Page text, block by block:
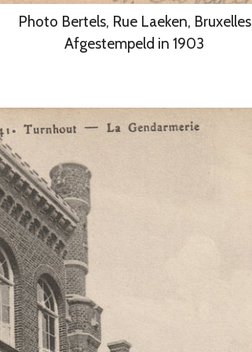
Photo Bertels, Rue Laeken, Bruxelles
Afgestempeld in 1903